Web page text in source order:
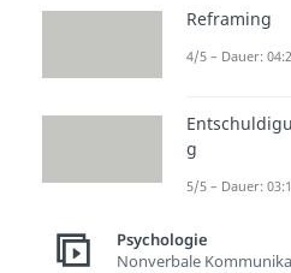
zur
Die
Reframing
4/5 – Dauer:
g
5/5 – Dauer:
Psychologie
Nonverbale